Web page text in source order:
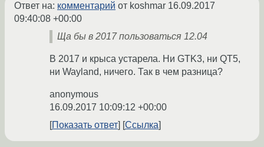
Ответ на: комментарий от koshmar 16.09.2017
09:40:08 +00:00
Ща бы в 2017 пользоваться 12.04
В 2017 и крыса устарела. Ни GTK3, ни QT5,
ни Wayland, ничего. Так в чем разница?
anonymous
16.09.2017 10:09:12 +00:00
Показать ответ
Ссылка